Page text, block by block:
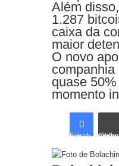
Além
1.287
caixa da
maior
O novo
quase
momento
Facebook Compartilhar via e-mail